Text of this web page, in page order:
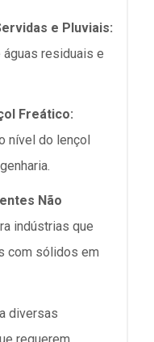
e Pluviais:
águas residuais e
Freático:
nível do lençol
Não
indústrias que
com sólidos em
diversas
requerem